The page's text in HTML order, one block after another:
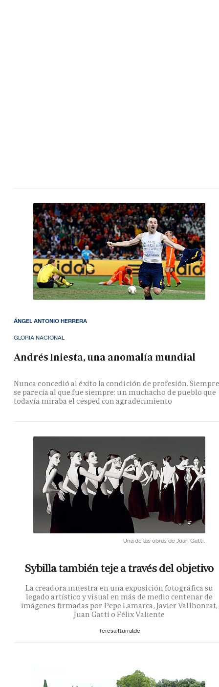
GLORIA NACIONAL
Andrés Iniesta, una anomalía mundial
Nunca concedió al éxito la condición de profesión. Siempre
se parecía al que fue siempre: un muchacho de pueblo que
todavía miraba el césped con agradecimiento
ÁNGEL ANTONIO HERRERA
Una de las obras de Juan Gatti.
Sybilla también teje a través del objetivo
La creadora muestra en una exposición fotográfica su
legado artístico y visual en más de medio centenar de
imágenes firmadas por Pepe Lamarca, Javier Vallhonrat,
Juan Gatti o Félix Valiente
Teresa Iturralde